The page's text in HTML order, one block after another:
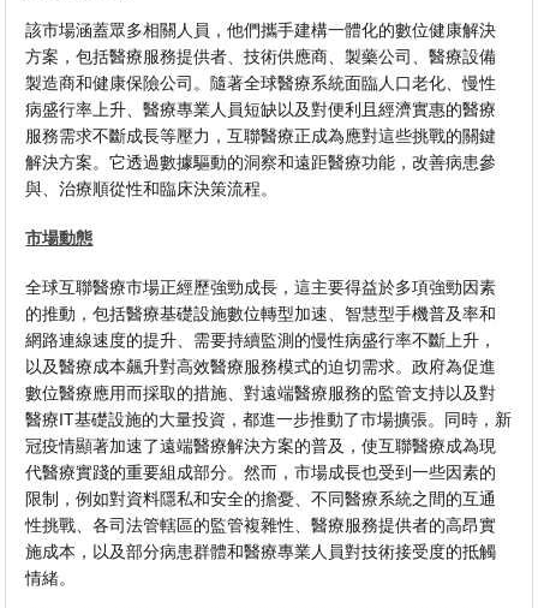
該市場涵蓋眾多相關人員，他們攜手建構一體化的數位健康解決
方案，包括醫療服務提供者、技術供應商、製藥公司、醫療設備
製造商和健康保險公司。隨著全球醫療系統面臨人口老化、慢性
病盛行率上升、醫療專業人員短缺以及對便利且經濟實惠的醫療
服務需求不斷成長等壓力，互聯醫療正成為應對這些挑戰的關鍵
解決方案。它透過數據驅動的洞察和遠距醫療功能，改善病患參
與、治療順從性和臨床決策流程。
市場動態
全球互聯醫療市場正經歷強勁成長，這主要得益於多項強勁因素
的推動，包括醫療基礎設施數位轉型加速、智慧型手機普及率和
網路連線速度的提升、需要持續監測的慢性病盛行率不斷上升，
以及醫療成本飆升對高效醫療服務模式的迫切需求。政府為促進
數位醫療應用而採取的措施、對遠端醫療服務的監管支持以及對
醫療IT基礎設施的大量投資，都進一步推動了市場擴張。同時，新
冠疫情顯著加速了遠端醫療解決方案的普及，使互聯醫療成為現
代醫療實踐的重要組成部分。然而，市場成長也受到一些因素的
限制，例如對資料隱私和安全的擔憂、不同醫療系統之間的互通
性挑戰、各司法管轄區的監管複雜性、醫療服務提供者的高昂實
施成本，以及部分病患群體和醫療專業人員對技術接受度的抵觸
情緒。